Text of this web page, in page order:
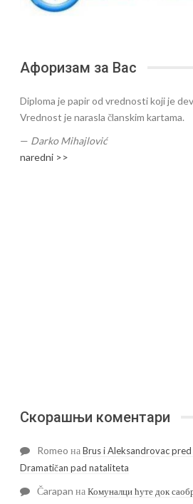
Афоризам за Вас
Diploma je papir od vrednosti koji je
Vrednost je narasla članskim kartama.
— Darko Mihajlović
naredni >>
Скорашњи коментари
Romeo наBrus i Aleksandrovac
Dramatičan pad nataliteta
Čarapan наКомуналци ћуте док